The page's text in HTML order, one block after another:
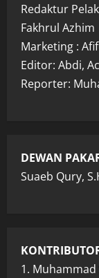
Redaktur
Fakhrul Azhim
Marketing :
Editor: Abdi,
Reporter:
DEWAN
Suaeb Qury,
1.